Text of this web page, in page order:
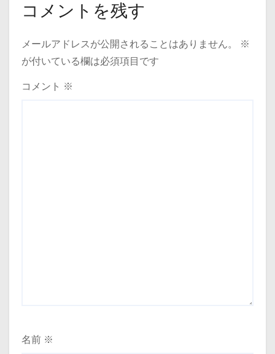
コメントを残す
メールアドレスが公開されることはありません。
※
が付いている欄は必須項目です
コメント ※
名前 ※